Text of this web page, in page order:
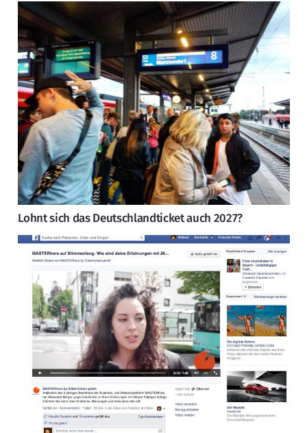
Lohnt sich das Deutschlandticket auch 2027?